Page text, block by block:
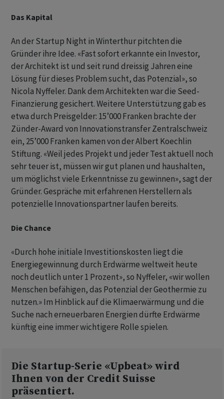
Das Kapital
An der Startup Night in Winterthur pitchten die
Gründer ihre Idee. «Fast sofort erkannte ein Investor,
der Architekt ist und seit rund dreissig Jahren eine
Lösung für dieses Problem sucht, das Potenzial», so
Nicola Nyffeler. Dank dem Architekten war die Seed-
Finanzierung gesichert. Weitere Unterstützung gab es
etwa durch Preisgelder: 15’000 Franken brachte der
Zünder-Award von Innovationstransfer Zentralschweiz
ein, 25’000 Franken kamen von der Albert Koechlin
Stiftung. «Weil jedes Projekt und jeder Test aktuell noch
sehr teuer ist, müssen wir gut planen und haushalten,
um möglichst viele Erkenntnisse zu gewinnen», sagt der
Gründer. Gespräche mit erfahrenen Herstellern als
potenzielle Innovationspartner laufen bereits.
Die Chance
«Durch hohe initiale Investitionskosten liegt die
Energiegewinnung durch Erdwärme weltweit heute
noch deutlich unter 1 Prozent», so Nyffeler, «wir wollen
Menschen befähigen, das Potenzial der Geothermie zu
nutzen.» Im Hinblick auf die Klimaerwärmung und die
Suche nach erneuerbaren Energien dürfte Erdwärme
künftig eine immer wichtigere Rolle spielen.
Die Startup-Serie «Upbeat» wird
Ihnen von der Credit Suisse
präsentiert.